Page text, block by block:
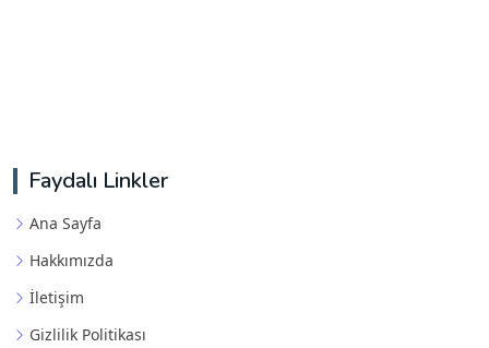
Faydalı Linkler
Ana Sayfa
Hakkımızda
İletişim
Gizlilik Politikası